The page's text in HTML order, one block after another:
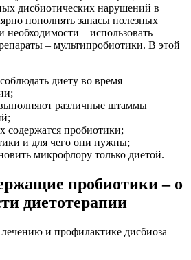
дисбиотических нарушений в
пополнять запасы полезных
– использовать
– мультипробиотики. В этой
диету во время
различные штаммы
содержатся пробиотики;
и для чего они нужны;
микрофлору только диетой.
пробиотики – о
диетотерапии
и профилактике дисбиоза